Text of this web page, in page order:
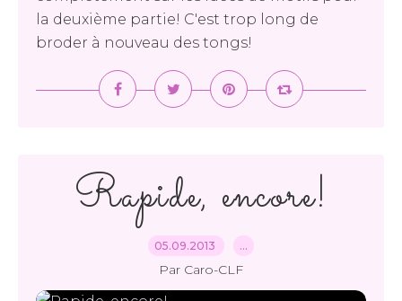
la deuxième partie! C'est trop long de
broder à nouveau des tongs!
Rapide, encore!
05.09.2013 …
Par Caro-CLF